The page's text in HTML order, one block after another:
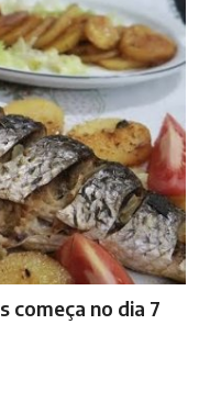
começa no dia 7